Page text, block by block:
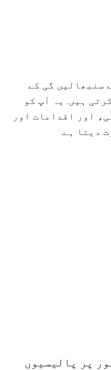
سنبھالیں گی کے
ہیں. یہ آپ کو
اور اقدامات اور
دیتا ہے.
پر پالیسیوں